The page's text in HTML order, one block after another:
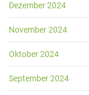
Dezember 2024
November 2024
Oktober 2024
September 2024